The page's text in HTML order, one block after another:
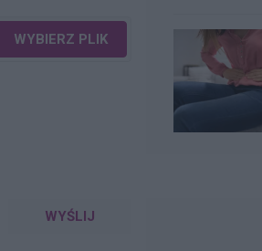
WYBIERZ PLIK
WYŚLIJ